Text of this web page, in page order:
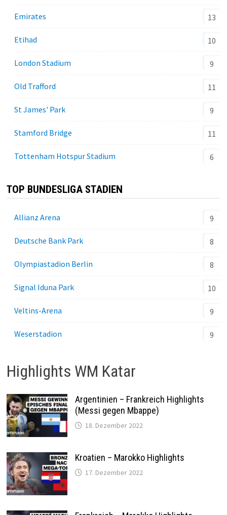
Emirates 13
Etihad 10
London Stadium 9
Old Trafford 11
St James' Park 9
Stamford Bridge 11
Tottenham Hotspur Stadium 6
TOP BUNDESLIGA STADIEN
Allianz Arena 9
Deutsche Bank Park 8
Olympiastadion Berlin 8
Signal Iduna Park 10
Veltins-Arena 9
Weserstadion 9
Highlights WM Katar
Argentinien – Frankreich Highlights
(Messi gegen Mbappe)
18. Dezember 2022
Kroatien – Marokko Highlights
17. Dezember 2022